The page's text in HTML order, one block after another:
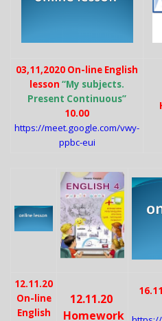
03,11,2020 On-line English
lesson “My subjects.
Present Continuous”
10.00
https://meet.google.com/vwy-
ppbc-eui
12.11.20
On-line
English
12.11.20
Homework